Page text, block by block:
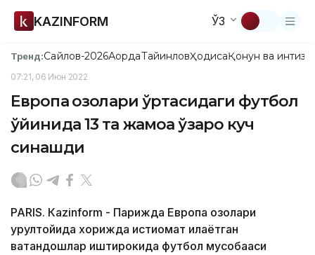
KAZINFORM ЎЗ
Тренд:Сайлов-2026АқордаТайинловҲодисаҚонун ва
07:21, 06 Июн 2022
Европа қозоқлари ўртасидаги футбол
ўйинида 13 та жамоа ўзаро куч
синашди
PARIS. Кazinform - Парижда Европа қозоқлари
қурултойида хорижда истиқомат қилаётган
ватандошлар иштирокида футбол мусобақаси